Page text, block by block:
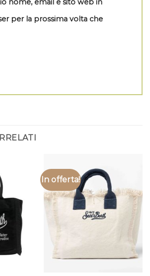
nome, email e sito web in
per la prossima volta che
In offerta!